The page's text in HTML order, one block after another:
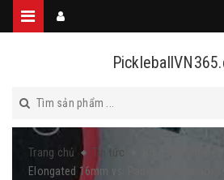
Trang chủ Tin tức
So Sánh Chi
Elongated 16mm vs. Paddletek Bantam